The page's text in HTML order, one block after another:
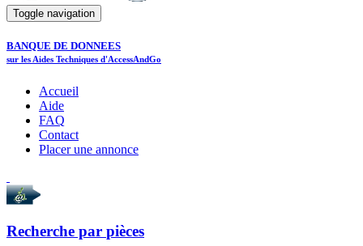
Toggle navigation
BANQUE DE DONNEES
sur les Aides Techniques d'AccessAndGo
Accueil
Aide
FAQ
Contact
Placer une annonce
Recherche par pièces